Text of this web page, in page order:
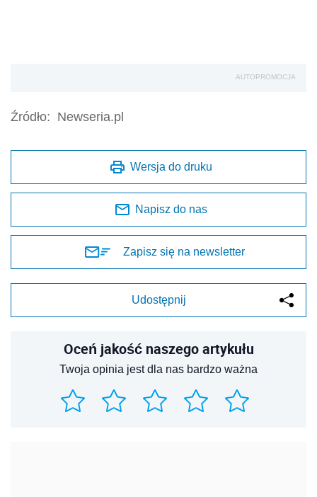
AUTOPROMOCJA
Źródło: Newseria.pl
Wersja do druku
Napisz do nas
Zapisz się na newsletter
Udostępnij
Oceń jakość naszego artykułu
Twoja opinia jest dla nas bardzo ważna